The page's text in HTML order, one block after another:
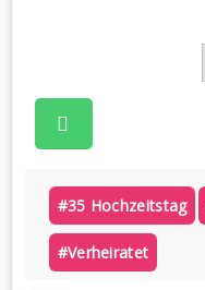
#35 Hochzeitstag
#verheiratet